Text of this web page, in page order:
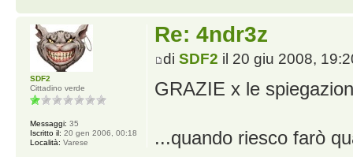
Re: 4ndr3z
di SDF2 il 20 giu 2008,
GRAZIE x le
...quando riesco farò
SDF2
Cittadino verde
Messaggi: 35
Iscritto il: 20 gen 2006, 00:18
Località: Varese